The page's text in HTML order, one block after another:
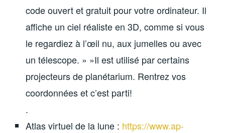
code ouvert et gratuit pour votre ordinateur. Il
affiche un ciel réaliste en 3D, comme si vous
le regardiez à l’œil nu, aux jumelles ou avec
un télescope. » »Il est utilisé par certains
projecteurs de planétarium. Rentrez vos
coordonnées et c’est parti!
.
Atlas virtuel de la lune : https://www.ap-